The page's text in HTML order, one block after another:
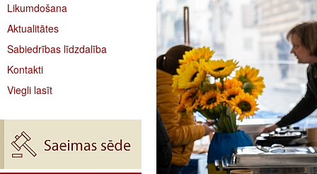
Likumdošana
Aktualitātes
Sabiedrības līdzdalība
Kontakti
Viegli lasīt